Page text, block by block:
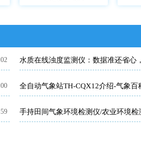
全自动气象站TH-CQX12介绍-气象百